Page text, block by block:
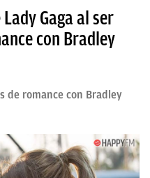
Gaga al ser
con Bradley
de romance con Bradley